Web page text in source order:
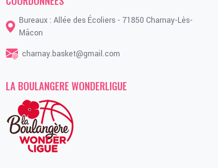
Bureaux : Allée des Écoliers - 71850 Charnay-Lès-
Mâcon
charnay.basket@gmail.com
LA BOULANGERE WONDERLIGUE